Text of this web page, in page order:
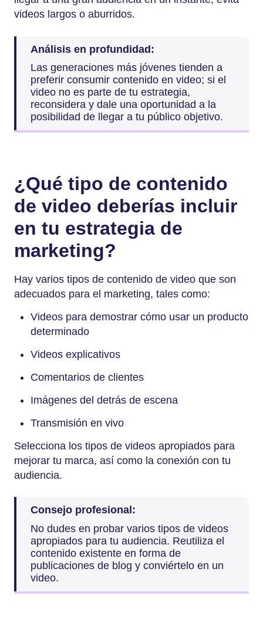
videos largos o aburridos.
Análisis en profundidad:
Las generaciones más jóvenes tienden a
preferir consumir contenido en video; si el
video no es parte de tu estrategia,
reconsidera y dale una oportunidad a la
posibilidad de llegar a tu público objetivo.
¿Qué tipo de contenido
de video deberías incluir
en tu estrategia de
marketing?
Hay varios tipos de contenido de video que son
adecuados para el marketing, tales como:
Videos para demostrar cómo usar un producto
determinado
Videos explicativos
Comentarios de clientes
Imágenes del detrás de escena
Transmisión en vivo
Selecciona los tipos de videos apropiados para
mejorar tu marca, así como la conexión con tu
audiencia.
Consejo profesional:
No dudes en probar varios tipos de videos
apropiados para tu audiencia. Reutiliza el
contenido existente en forma de
publicaciones de blog y conviértelo en un
video.